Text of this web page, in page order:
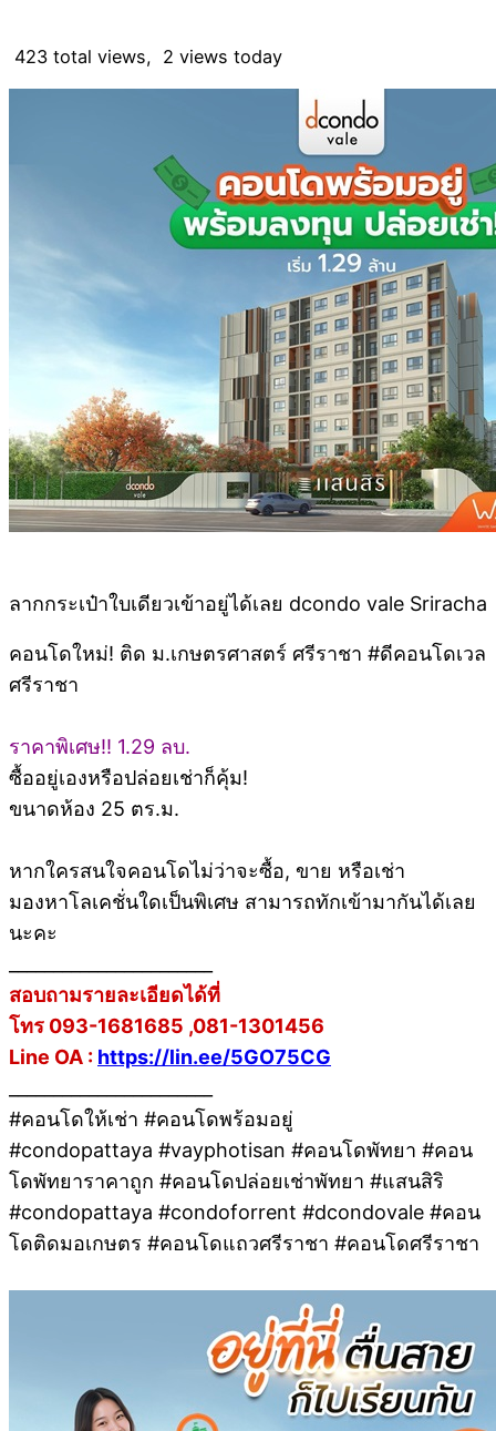
423 total views, 2 views today
ลากกระเป๋าใบเดียวเข้าอยู่ได้เลย dcondo vale Sriracha
คอนโดใหม่! ติด ม.เกษตรศาสตร์ ศรีราชา #ดีคอนโดเวล
ศรีราชา
ราคาพิเศษ!! 1.29 ลบ.
ซื้ออยู่เองหรือปล่อยเช่าก็คุ้ม!
ขนาดห้อง 25 ตร.ม.
หากใครสนใจคอนโดไม่ว่าจะซื้อ, ขาย หรือเช่า
มองหาโลเคชั่นใดเป็นพิเศษ สามารถทักเข้ามากันได้เลย
นะคะ
สอบถามรายละเอียดได้ที่
โทร 093-1681685 ,081-1301456
Line OA : https://lin.ee/5GO75CG
#คอนโดให้เช่า #คอนโดพร้อมอยู่
#condopattaya #vayphotisan #คอนโดพัทยา #คอน
โดพัทยาราคาถูก #คอนโดปล่อยเช่าพัทยา #แสนสิริ
#condopattaya #condoforrent #dcondovale #คอน
โดติดมอเกษตร #คอนโดแถวศรีราชา #คอนโดศรีราชา